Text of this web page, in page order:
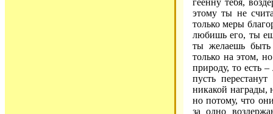
этому ты не
только меры
любишь его, ты
ты желаешь быть
только на этом,
природу, то есть
пусть
никакой награды,
но потому, что
за одно